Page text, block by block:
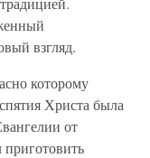
взгляд.
которому
Христа была
от